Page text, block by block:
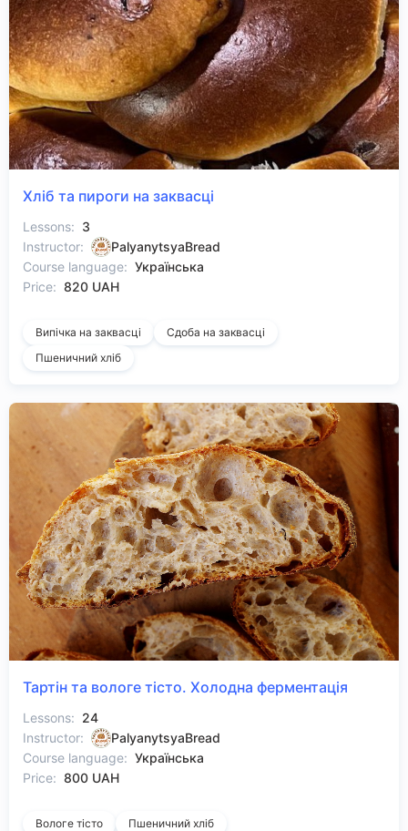
Хліб та пироги на заквасці
Lessons: 3
Instructor:
PalyanytsyaBread
Course language: Українська
Price: 820 UAH
Випічка на заквасці
Сдоба на заквасці
Пшеничний хліб
Тартін та вологе тісто. Холодна ферментація
Lessons: 24
Instructor:
PalyanytsyaBread
Course language: Українська
Price: 800 UAH
Вологе тісто Пшеничний хліб